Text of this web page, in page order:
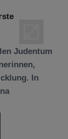
Judentum
In